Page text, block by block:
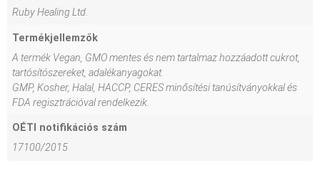
Ruby Healing Ltd.
Termékjellemzők
A termék Vegan, GMO mentes és nem tartalmaz hozzáadott cukrot,
tartósítószereket, adalékanyagokat.
GMP, Kosher, Halal, HACCP, CERES minősítési tanúsítványokkal és
FDA regisztrációval rendelkezik.
OÉTI notifikációs szám
17100/2015